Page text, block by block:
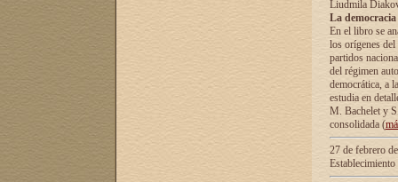
Liudmila
La
En el libro se
los orígenes
partidos
del régimen
democrática, а
estudia en
М. Bachelet у
consolidada (
27 de febrero